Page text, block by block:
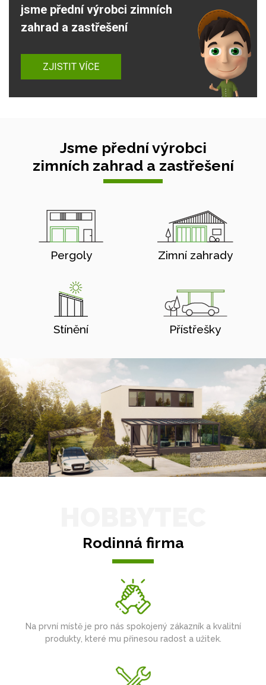
jsme přední výrobci zimních
zahrad a zastřešení
ZJISTIT VÍCE
Jsme přední výrobci
zimních zahrad a zastřešení
Pergoly Zimní zahrady
Stínění Přístřešky
Rodinná firma
Na první místě je pro nás spokojený zákazník a kvalitní
produkty, které mu přinesou radost a užitek.